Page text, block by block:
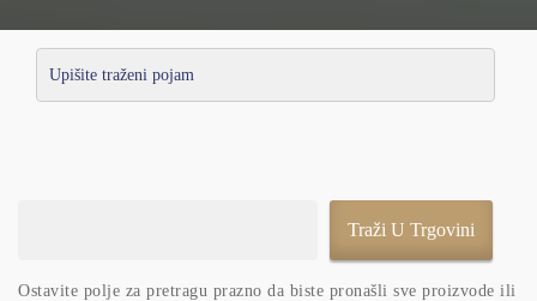
Ostavite polje za pretragu prazno da biste pronašli sve proizvode ili